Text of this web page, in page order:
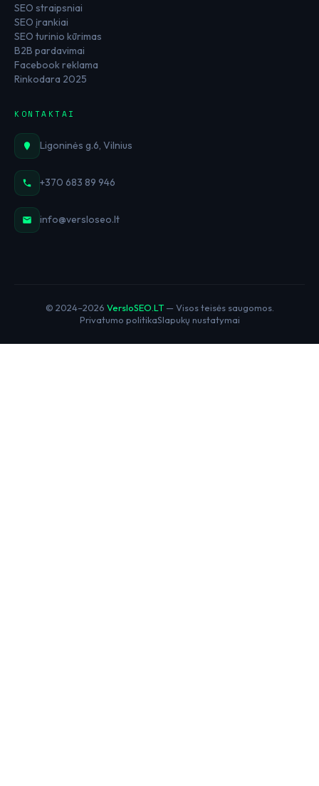
SEO straipsniai
SEO įrankiai
SEO turinio kūrimas
B2B pardavimai
Facebook reklama
Rinkodara 2025
KONTAKTAI
Ligoninės g.6, Vilnius
+370 683 89 946
info@versloseo.lt
© 2024–2026 VersloSEO.LT— Visos teisės saugomos.
Privatumo politikaSlapukų nustatymai